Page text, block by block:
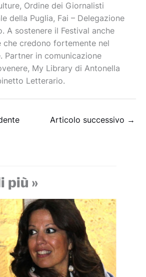
Ordine dei Giornalisti
della Puglia, Fai – Delegazione
A sostenere il Festival anche
che credono fortemente nel
Partner in comunicazione
My Library di Antonella
Letterario.
Articolo successivo →
più »